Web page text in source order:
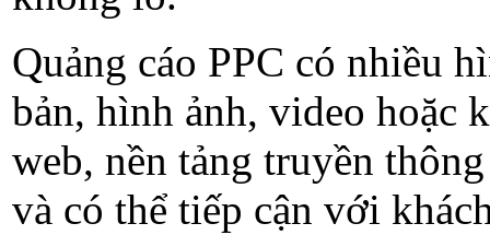
Quảng cáo PPC có nhiều
bản, hình ảnh, video hoặc
web, nền tảng truyền
và có thể tiếp cận với